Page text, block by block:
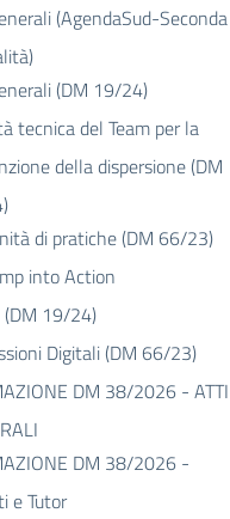
(AgendaSud-Seconda
(DM 19/24)
tecnica del Team per la
della dispersione (DM
di pratiche (DM 66/23)
into Action
(DM 19/24)
Digitali (DM 66/23)
DM 38/2026 - ATTI
DM 38/2026 -
e Tutor